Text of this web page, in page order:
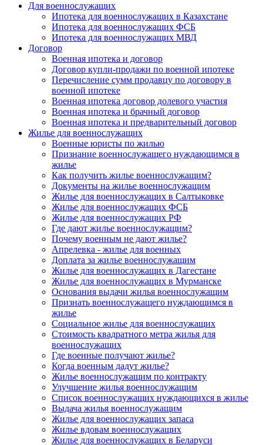
Для военнослужащих
Ипотека для военнослужащих в Казахстане
Ипотека для военнослужащих ФСБ
Ипотека для военнослужащих МВД
Договор
Военная ипотека и договор
Договор купли-продажи по военной ипотеке
Перечисление сумм продавцу по договору в
военной ипотеке
Военная ипотека договор долевого участия
Военная ипотека и брачный договор
Военная ипотека и предварительный договор
Жилье для военнослужащих
Военные юристы по жилью
Признание военнослужащего нуждающимся в
жилье
Как получить жилье военнослужащим?
Документы на жилье военнослужащим
Жилье для военнослужащих в Салтыковке
Жилье для военнослужащих ФСБ
Жилье для военнослужащих РФ
Где дают жилье военнослужащим?
Почему военным не дают жилье?
Апрелевка - жилье для военных
Доплата за жилье военнослужащим
Жилье для военнослужащих в Дагестане
Жилье для военнослужащих в Мурманске
Основания выдачи жилья военнослужащим
Признать военнослужащего нуждающимся в
жилье
Социальное жилье для военнослужащих
Стоимость квадратного метра жилья для
военнослужащих
Где военные получают жилье?
Когда военным дадут жилье?
Жилье военнослужащим по контракту
Улучшение жилья военнослужащим
Список военнослужащих нуждающихся в жилье
Выдача жилья военнослужащим
Жилье для военнослужащих запаса
Жилье вдовам военнослужащих
Жилье для военнослужащих в Беларуси